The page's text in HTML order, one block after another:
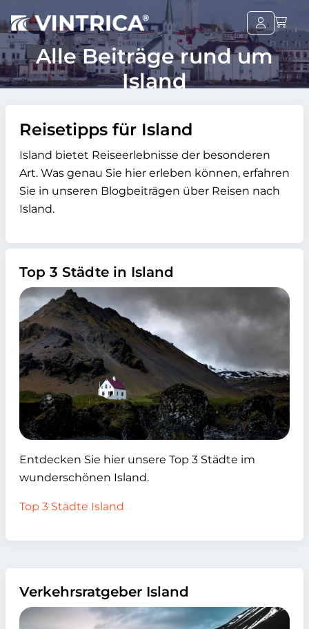
Alle Beiträge rund um
Island
Reisetipps für Island
Island bietet Reiseerlebnisse der besonderen
Art. Was genau Sie hier erleben können, erfahren
Sie in unseren Blogbeiträgen über Reisen nach
Island.
Top 3 Städte in Island
Entdecken Sie hier unsere Top 3 Städte im
wunderschönen Island.
Top 3 Städte Island
Verkehrsratgeber Island